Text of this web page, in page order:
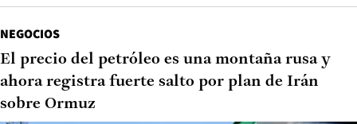
NEGOCIOS
El precio del petróleo es una montaña rusa y
ahora registra fuerte salto por plan de Irán
sobre Ormuz